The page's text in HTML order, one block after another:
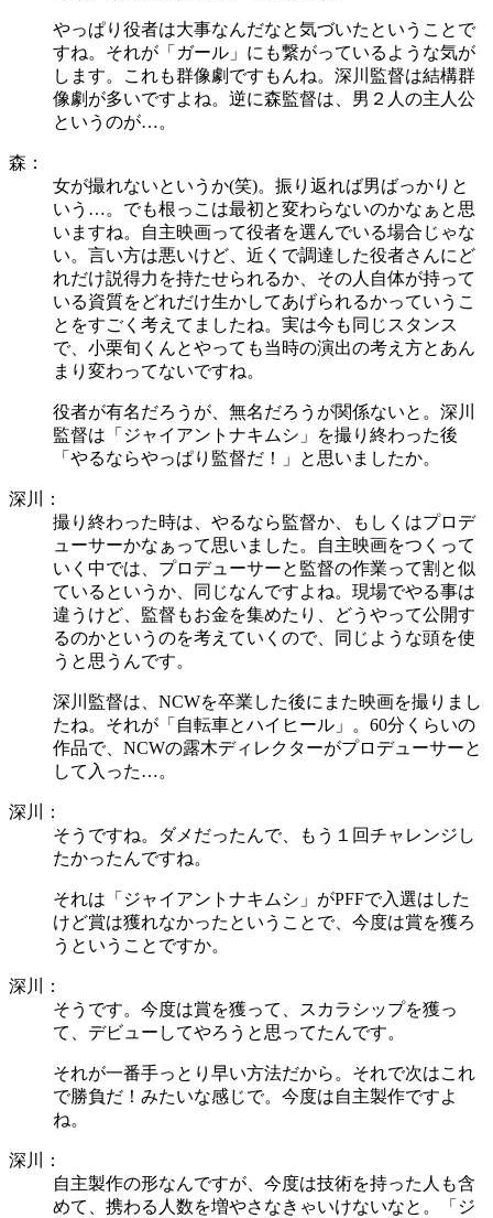
やっぱり役者は大事なんだなと気づいたということで
すね。それが「ガール」にも繋がっているような気が
します。これも群像劇ですもんね。深川監督は結構群
像劇が多いですよね。逆に森監督は、男２人の主人公
というのが…。
森：
女が撮れないというか(笑)。振り返れば男ばっかりと
いう…。でも根っこは最初と変わらないのかなぁと思
いますね。自主映画って役者を選んでいる場合じゃな
い。言い方は悪いけど、近くで調達した役者さんにど
れだけ説得力を持たせられるか、その人自体が持って
いる資質をどれだけ生かしてあげられるかっていうこ
とをすごく考えてましたね。実は今も同じスタンス
で、小栗旬くんとやっても当時の演出の考え方とあん
まり変わってないですね。
役者が有名だろうが、無名だろうが関係ないと。深川
監督は「ジャイアントナキムシ」を撮り終わった後
「やるならやっぱり監督だ！」と思いましたか。
深川：
撮り終わった時は、やるなら監督か、もしくはプロデ
ューサーかなぁって思いました。自主映画をつくって
いく中では、プロデューサーと監督の作業って割と似
ているというか、同じなんですよね。現場でやる事は
違うけど、監督もお金を集めたり、どうやって公開す
るのかというのを考えていくので、同じような頭を使
うと思うんです。
深川監督は、NCWを卒業した後にまた映画を撮りまし
たね。それが「自転車とハイヒール」。60分くらいの
作品で、NCWの露木ディレクターがプロデューサーと
して入った…。
深川：
そうですね。ダメだったんで、もう１回チャレンジし
たかったんですね。
それは「ジャイアントナキムシ」がPFFで入選はした
けど賞は獲れなかったということで、今度は賞を獲ろ
うということですか。
深川：
そうです。今度は賞を獲って、スカラシップを獲っ
て、デビューしてやろうと思ってたんです。
それが一番手っとり早い方法だから。それで次はこれ
で勝負だ！みたいな感じで。今度は自主製作ですよ
ね。
深川：
自主製作の形なんですが、今度は技術を持った人も含
めて、携わる人数を増やさなきゃいけないなと。「ジ